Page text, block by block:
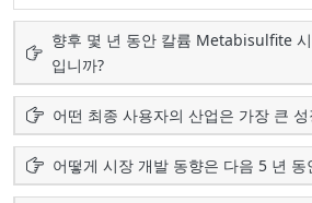
향후 몇 년 동안 칼륨 Metabisulfite
입니까?
어떤 최종 사용자의 산업은 가장 큰
어떻게 시장 개발 동향은 다음 5 년 동